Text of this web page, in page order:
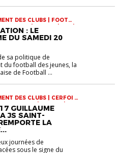
DES CLUBS | FOOT
LIGUE | JEUNES | U11 |
: LE
DU SAMEDI 20
sa politique de
du football des jeunes, la
de Football ...
DES CLUBS | CERFOI |
LIGUE | JEUNES |
| U17 | VIE DES
GUILLAUME
JS SAINT-
LA
journées de
sous le signe du